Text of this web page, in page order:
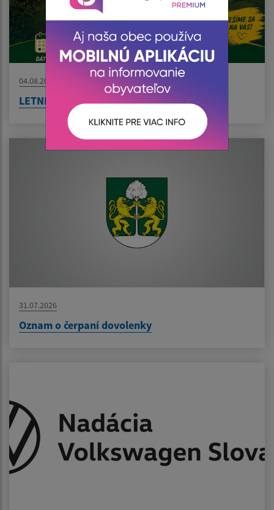
04.08.2026
LETNÉ KINO V BZENOVE JE TU!
31.07.2026
Oznam o čerpaní dovolenky